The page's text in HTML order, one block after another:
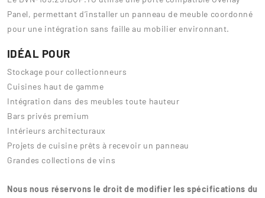
Panel, permettant d’installer un panneau de meuble coordonné
pour une intégration sans faille au mobilier environnant.
IDÉAL POUR
Stockage pour collectionneurs
Cuisines haut de gamme
Intégration dans des meubles toute hauteur
Bars privés premium
Intérieurs architecturaux
Projets de cuisine prêts à recevoir un panneau
Grandes collections de vins
Nous nous réservons le droit de modifier les spécifications du